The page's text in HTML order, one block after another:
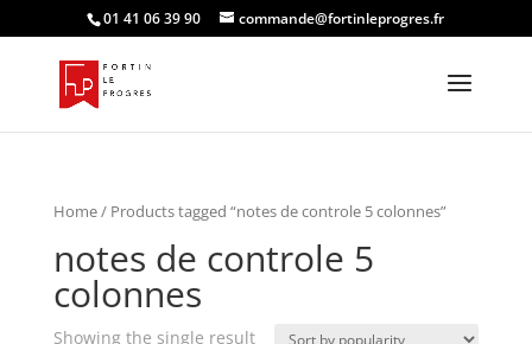
01 41 06 39 90 commande@fortinleprogres.fr
Home/ Products tagged “notes de controle 5 colonnes”
notes de controle 5
colonnes
Showing the single result